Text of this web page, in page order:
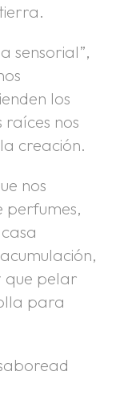
sensorial”,
los
raíces nos
creación.
nos
perfumes,
que pelar
para